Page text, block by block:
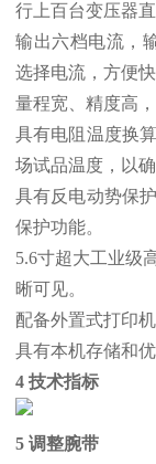
行上百台变压器
输出六档电流，
选择电流，方便快
量程宽、精度高
具有电阻温度换
场试品温度，以
具有反电动势保
保护功能。
5.6寸超大工业级
晰可见。
配备外置式打印
具有本机存储和优
4 技术指标
5 调整腕带